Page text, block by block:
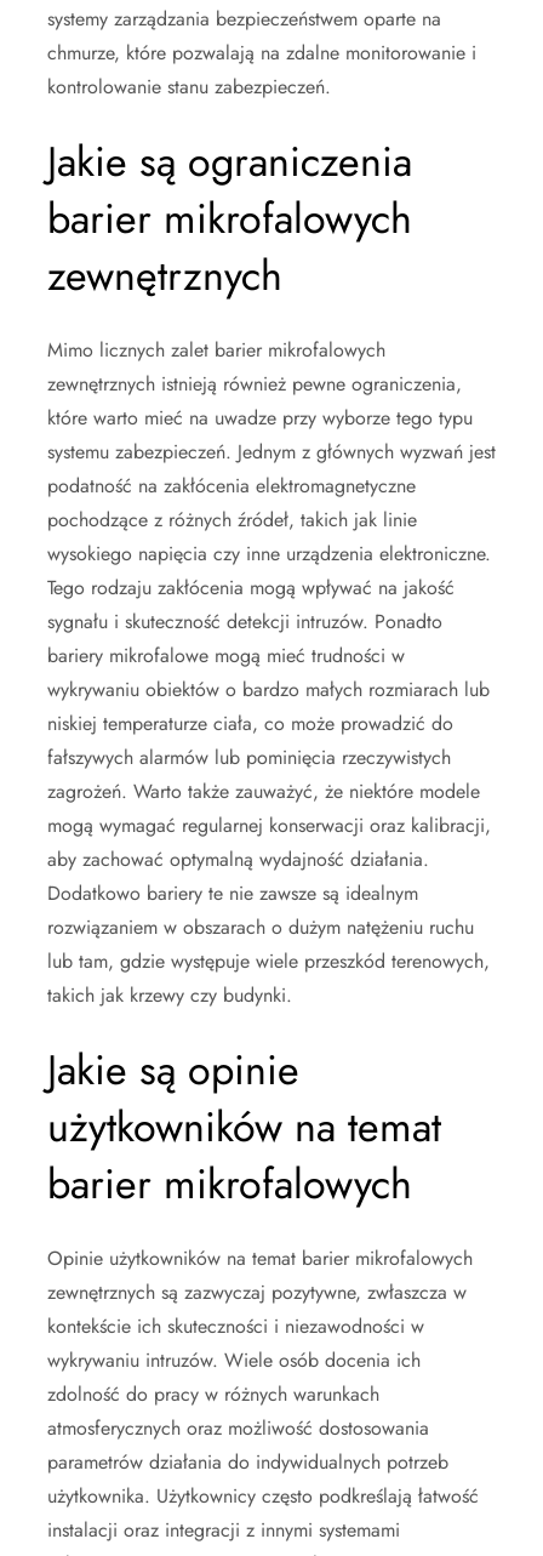
systemy zarządzania bezpieczeństwem oparte na
chmurze, które pozwalają na zdalne monitorowanie i
kontrolowanie stanu zabezpieczeń.
Jakie są ograniczenia
barier mikrofalowych
zewnętrznych
Mimo licznych zalet barier mikrofalowych
zewnętrznych istnieją również pewne ograniczenia,
które warto mieć na uwadze przy wyborze tego typu
systemu zabezpieczeń. Jednym z głównych wyzwań jest
podatność na zakłócenia elektromagnetyczne
pochodzące z różnych źródeł, takich jak linie
wysokiego napięcia czy inne urządzenia elektroniczne.
Tego rodzaju zakłócenia mogą wpływać na jakość
sygnału i skuteczność detekcji intruzów. Ponadto
bariery mikrofalowe mogą mieć trudności w
wykrywaniu obiektów o bardzo małych rozmiarach lub
niskiej temperaturze ciała, co może prowadzić do
fałszywych alarmów lub pominięcia rzeczywistych
zagrożeń. Warto także zauważyć, że niektóre modele
mogą wymagać regularnej konserwacji oraz kalibracji,
aby zachować optymalną wydajność działania.
Dodatkowo bariery te nie zawsze są idealnym
rozwiązaniem w obszarach o dużym natężeniu ruchu
lub tam, gdzie występuje wiele przeszkód terenowych,
takich jak krzewy czy budynki.
Jakie są opinie
użytkowników na temat
barier mikrofalowych
Opinie użytkowników na temat barier mikrofalowych
zewnętrznych są zazwyczaj pozytywne, zwłaszcza w
kontekście ich skuteczności i niezawodności w
wykrywaniu intruzów. Wiele osób docenia ich
zdolność do pracy w różnych warunkach
atmosferycznych oraz możliwość dostosowania
parametrów działania do indywidualnych potrzeb
użytkownika. Użytkownicy często podkreślają łatwość
instalacji oraz integracji z innymi systemami